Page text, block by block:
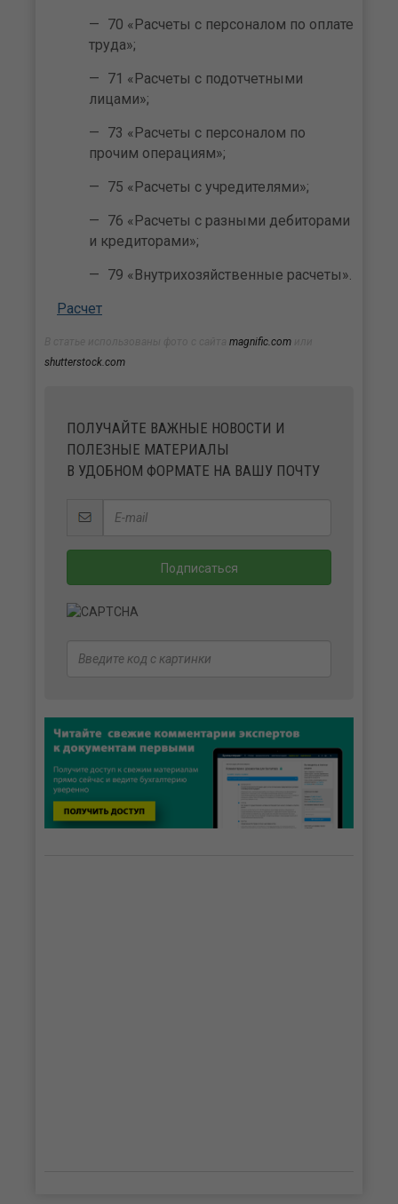
70 «Расчеты с персоналом по оплате
труда»;
71 «Расчеты с подотчетными
лицами»;
73 «Расчеты с персоналом по
прочим операциям»;
75 «Расчеты с учредителями»;
76 «Расчеты с разными дебиторами
и кредиторами»;
79 «Внутрихозяйственные расчеты».
Расчет
magnific.com
shutterstock.com
ПОЛУЧАЙТЕ ВАЖНЫЕ НОВОСТИ И
ПОЛЕЗНЫЕ МАТЕРИАЛЫ
В УДОБНОМ ФОРМАТЕ НА ВАШУ ПОЧТУ